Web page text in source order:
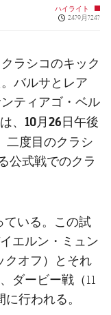
ハイライト
Published
24?9月?24?
ラシコのキック
バルサとレア
ティアゴ・ベル
、 10月26日午後
二度目のクラシ
公式戦でのクラ
ている。この試
エルン・ミュン
クオフ）とそれ
ダービー戦（11
行われる。